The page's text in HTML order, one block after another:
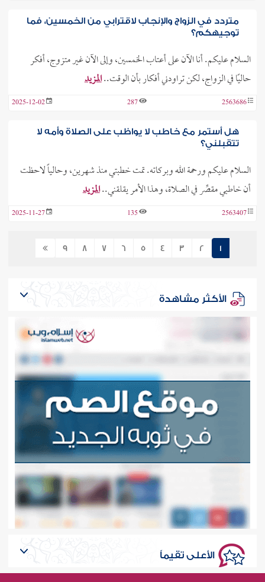
متردد في الزواج والإنجاب لاقترابي من الخمسين، فما
توجيهكم؟
السلام عليكم. أنا الآن على أعتاب الخمسين، وإلى الآن غير متزوج، أفكر
حاليًا في الزواج، لكن تراودني أفكار بأن الوقت..المزيد
2563686
287
2025-12-02
هل أستمر مع خاطب لا يواظب على الصلاة وأمه لا
تتقبلني؟
السلام عليكم ورحمة الله وبركاته. تمت خطبتي منذ شهرين، وحالياً لاحظت
أن خاطبي مقصِّر في الصلاة، وهذا الأمر يقلقني..المزيد
2563407
135
2025-11-27
1
2
3
4
5
6
7
8
9
الأكثر مشاهدة
الأعلى تقيماً